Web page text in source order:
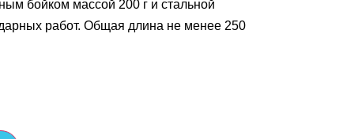
бойком массой 200 г и стальной
работ. Общая длина не менее 250